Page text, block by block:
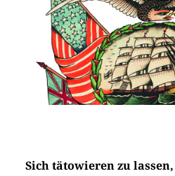
Sich tätowieren zu